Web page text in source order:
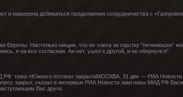
и намерена добиваться продолжения сотрудничества с
Европы. Настолько нищие, что ее элита за горстку "печенюшек"
я на все согласная. Ан нет, ушел к другой, и не обернулся".
РФ: тема «Южного потока» закрытаМОСКВА, 31 дек — РИА Новости.
закрыт, сказал в интервью РИА Новости замглавы МИД РФ
Вас други.